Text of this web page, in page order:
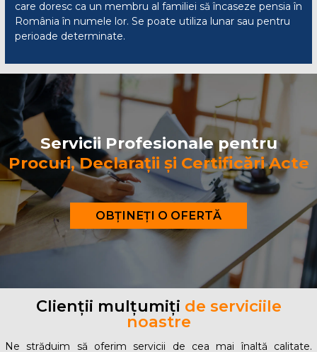
care doresc ca un membru al familiei să încaseze pensia în
România în numele lor. Se poate utiliza lunar sau pentru
perioade determinate.
Servicii Profesionale pentru
Procuri, Declarații și Certificări Acte
OBȚINEȚI O OFERTĂ
Clienții mulțumiți de serviciile
noastre
Ne străduim să oferim servicii de cea mai înaltă calitate.